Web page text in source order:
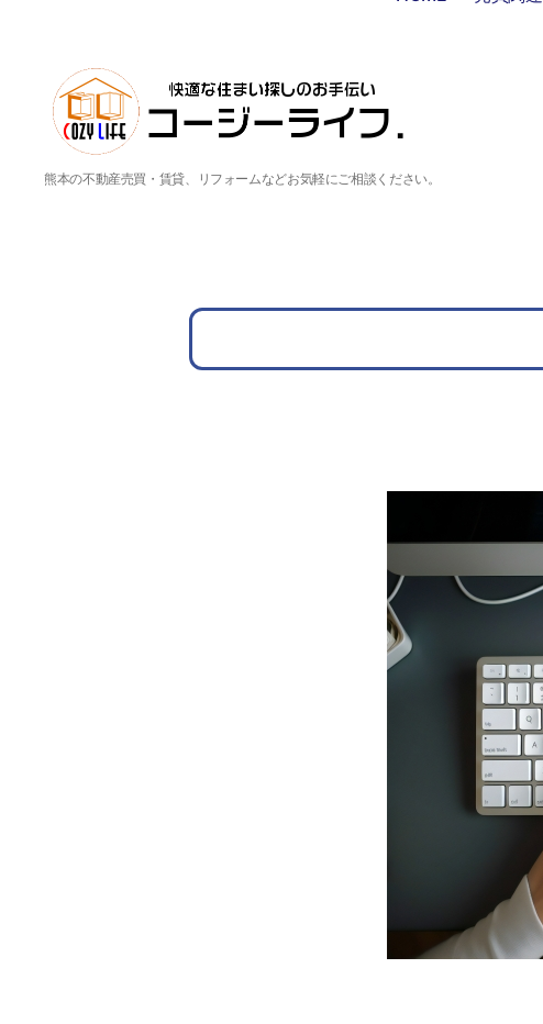
熊本の不動産売買・賃貸、リフォームなどお気軽にご相談ください。